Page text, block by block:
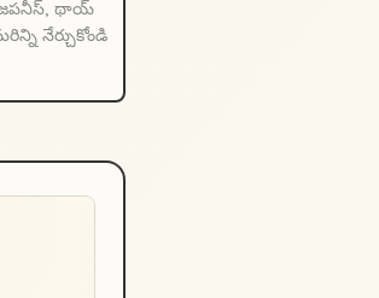
జపనీస్, థాయ్
నేర్చుకోండి